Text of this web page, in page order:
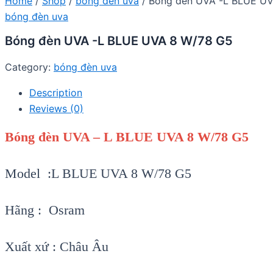
bóng đèn uva
Bóng đèn UVA -L BLUE UVA 8 W/78 G5
Category: bóng đèn uva
Description
Reviews (0)
Bóng đèn UVA – L BLUE UVA 8 W/78 G5
Model :L BLUE UVA 8 W/78 G5
Hãng : Osram
Xuất xứ : Châu Âu